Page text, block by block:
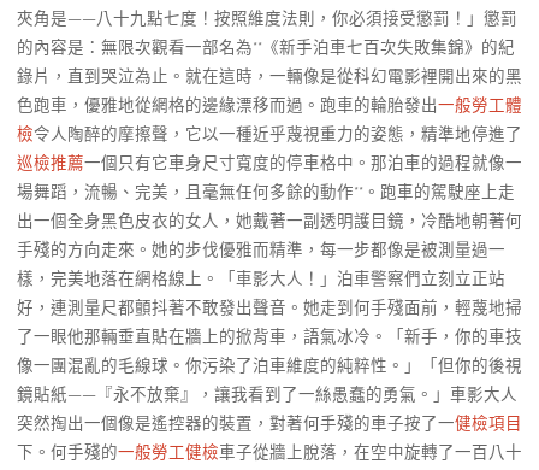
夾角是——八十九點七度！按照維度法則，你必須接受懲罰！」懲罰
的內容是：無限次觀看一部名為**《新手泊車七百次失敗集錦》的紀
錄片，直到哭泣為止。就在這時，一輛像是從科幻電影裡開出來的黑
色跑車，優雅地從網格的邊緣漂移而過。跑車的輪胎發出一般勞工體
檢令人陶醉的摩擦聲，它以一種近乎蔑視重力的姿態，精準地停進了
巡檢推薦一個只有它車身尺寸寬度的停車格中。那泊車的過程就像一
場舞蹈，流暢、完美，且毫無任何多餘的動作**。跑車的駕駛座上走
出一個全身黑色皮衣的女人，她戴著一副透明護目鏡，冷酷地朝著何
手殘的方向走來。她的步伐優雅而精準，每一步都像是被測量過一
樣，完美地落在網格線上。「車影大人！」泊車警察們立刻立正站
好，連測量尺都顫抖著不敢發出聲音。她走到何手殘面前，輕蔑地掃
了一眼他那輛垂直貼在牆上的掀背車，語氣冰冷。「新手，你的車技
像一團混亂的毛線球。你污染了泊車維度的純粹性。」「但你的後視
鏡貼紙——『永不放棄』，讓我看到了一絲愚蠢的勇氣。」車影大人
突然掏出一個像是遙控器的裝置，對著何手殘的車子按了一健檢項目
下。何手殘的一般勞工健檢車子從牆上脫落，在空中旋轉了一百八十